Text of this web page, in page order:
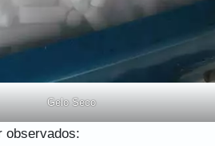
Gelo Seco
observados: